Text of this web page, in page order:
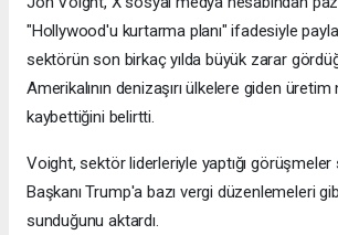
"Hollywood'u kurtarma planı" ifadesiyle
sektörün son birkaç yılda büyük zarar
Amerikalının denizaşırı ülkelere giden
kaybettiğini belirtti.
Voight, sektör liderleriyle yaptığı görüşmeler
Başkanı Trump'a bazı vergi düzenlemeleri
sunduğunu aktardı.